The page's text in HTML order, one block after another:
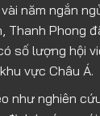
năm ngắn
Thanh Phong
số lượng hội
vực Châu Á.
như nghiên